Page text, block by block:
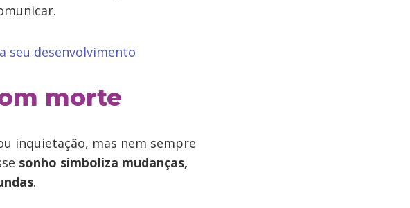
seu desenvolvimento
morte
inquietação, mas nem sempre
sonho simboliza mudanças,
.